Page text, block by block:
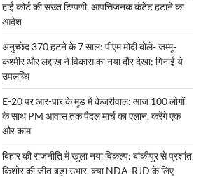
हाई कोर्ट की सख्त टिप्पणी, आपत्तिजनक कंटेंट हटाने का
आदेश
अनुच्छेद 370 हटने के 7 साल: पीएम मोदी बोले- जम्मू-
कश्मीर और लद्दाख ने विकास का नया दौर देखा; गिनाईं ये
उपलब्धि
E-20 पर आर-पार के मूड में केजरीवाल: आज 100 लोगों
के साथ PM आवास तक पैदल मार्च का एलान, करेंगे एक
और काम
बिहार की राजनीति में खुला नया विकल्प: बांकीपुर से प्रशांत
किशोर की जीत बड़ा उभार, क्या NDA-RJD के लिए